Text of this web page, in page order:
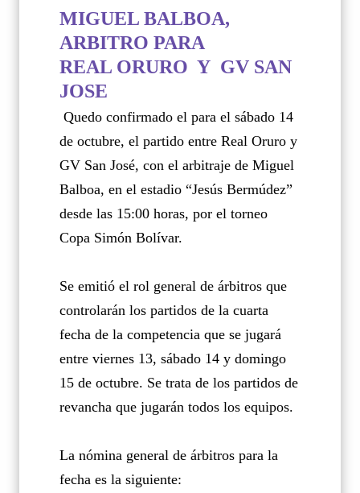
MIGUEL BALBOA,
ARBITRO PARA
REAL ORURO Y GV SAN
JOSE
Quedo confirmado el para el sábado 14
de octubre, el partido entre Real Oruro y
GV San José, con el arbitraje de Miguel
Balboa, en el estadio “Jesús Bermúdez”
desde las 15:00 horas, por el torneo
Copa Simón Bolívar.
Se emitió el rol general de árbitros que
controlarán los partidos de la cuarta
fecha de la competencia que se jugará
entre viernes 13, sábado 14 y domingo
15 de octubre. Se trata de los partidos de
revancha que jugarán todos los equipos.
La nómina general de árbitros para la
fecha es la siguiente: